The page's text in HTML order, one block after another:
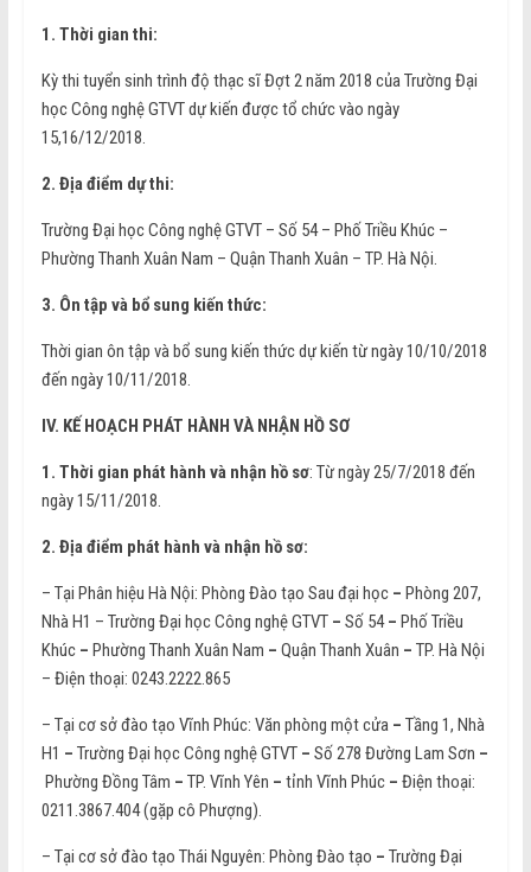
1. Thời gian thi:
Kỳ thi tuyển sinh trình độ thạc sĩ Đợt 2 năm 2018 của Trường Đại
học Công nghệ GTVT dự kiến được tổ chức vào ngày
15,16/12/2018.
2. Địa điểm dự thi:
Trường Đại học Công nghệ GTVT – Số 54 – Phố Triều Khúc –
Phường Thanh Xuân Nam – Quận Thanh Xuân – TP. Hà Nội.
3. Ôn tập và bổ sung kiến thức:
Thời gian ôn tập và bổ sung kiến thức dự kiến từ ngày 10/10/2018
đến ngày 10/11/2018.
IV. KẾ HOẠCH PHÁT HÀNH VÀ NHẬN HỒ SƠ
1. Thời gian phát hành và nhận hồ sơ: Từ ngày 25/7/2018 đến
ngày 15/11/2018.
2. Địa điểm phát hành và nhận hồ sơ:
– Tại Phân hiệu Hà Nội: Phòng Đào tạo Sau đại học– Phòng 207,
Nhà H1 – Trường Đại học Công nghệ GTVT – Số 54– Phố Triều
Khúc – Phường Thanh Xuân Nam – Quận Thanh Xuân – TP. Hà Nội
– Điện thoại: 0243.2222.865
– Tại cơ sở đào tạo Vĩnh Phúc: Văn phòng một cửa – Tầng 1, Nhà
H1 – Trường Đại học Công nghệ GTVT – Số 278 Đường Lam Sơn –
Phường Đồng Tâm – TP. Vĩnh Yên – tỉnh Vĩnh Phúc – Điện thoại:
0211.3867.404 (gặp cô Phượng).
– Tại cơ sở đào tạo Thái Nguyên: Phòng Đào tạo – Trường Đại